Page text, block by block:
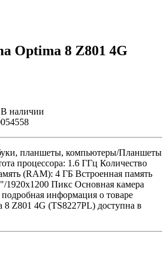
Optima 8 Z801 4G
В наличии
планшеты, компьютеры/Планшеты
процессора: 1.6 ГГц Количество
(RAM): 4 ГБ Встроенная память
1920x1200 Пикс Основная камера
информация о товаре
Z801 4G (TS8227PL) доступна в